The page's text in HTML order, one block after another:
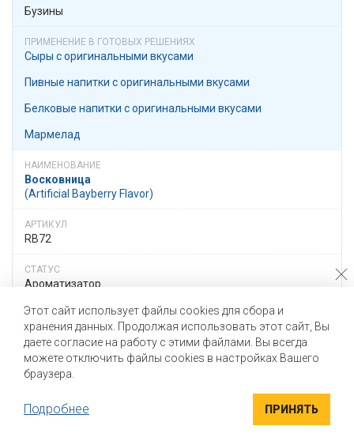
Бузины
Сыры с оригинальными вкусами
Пивные напитки с оригинальными вкусами
Белковые напитки с оригинальными вкусами
Мармелад
Восковница
(Artificial Bayberry Flavor)
RB72
Ароматизатор
Жидкая
0,2 - 0,5
Восковницы
Этот сайт использует файлы cookies для сбора и
хранения данных. Продолжая использовать этот сайт, Вы
даете согласие на работу с этими файлами. Вы всегда
можете отключить файлы cookies в настройках Вашего
браузера.
Подробнее ПРИНЯТЬ